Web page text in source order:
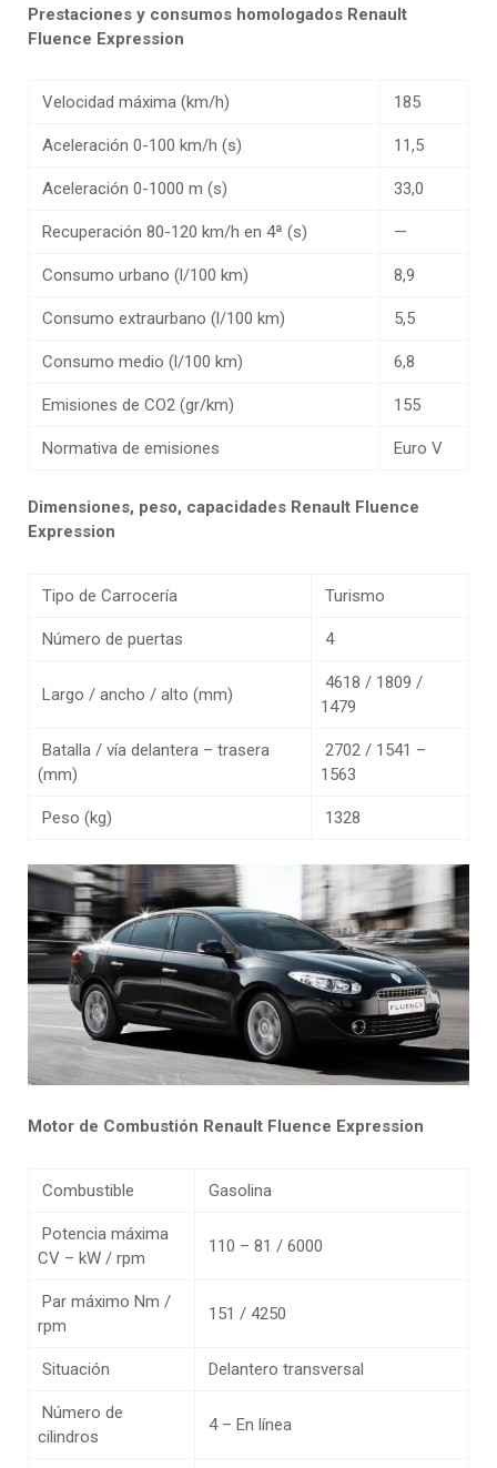
Prestaciones y consumos homologados Renault
Fluence Expression
Velocidad máxima (km/h) 185
Aceleración 0-100 km/h (s) 11,5
Aceleración 0-1000 m (s) 33,0
Recuperación 80-120 km/h en 4ª (s) —
Consumo urbano (l/100 km) 8,9
Consumo extraurbano (l/100 km) 5,5
Consumo medio (l/100 km) 6,8
Emisiones de CO2 (gr/km) 155
Normativa de emisiones Euro V
Dimensiones, peso, capacidades Renault Fluence
Expression
Tipo de Carrocería Turismo
Número de puertas 4
Largo / ancho / alto (mm)
4618 / 1809 /
1479
Batalla / vía delantera – trasera
(mm)
2702 / 1541 –
1563
Peso (kg) 1328
Motor de Combustión Renault Fluence Expression
Combustible Gasolina
Potencia máxima
CV – kW / rpm
110 – 81 / 6000
Par máximo Nm /
rpm
151 / 4250
Situación Delantero transversal
Número de
cilindros
4 – En línea